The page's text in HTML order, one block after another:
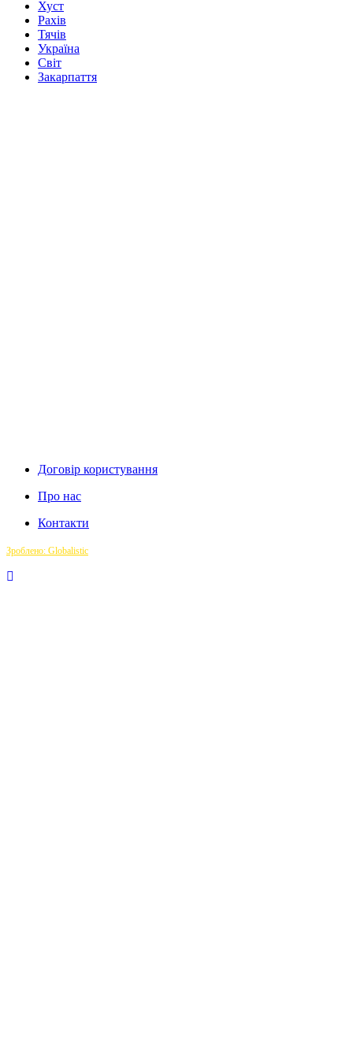
Хуст
Рахів
Тячів
Україна
Світ
Закарпаття
Договір користування
Про нас
Контакти
Зроблено: Globalistic